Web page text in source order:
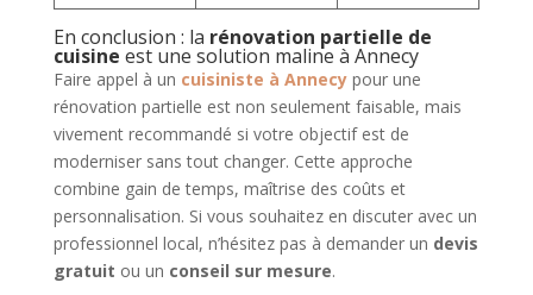
En conclusion : la rénovation partielle de
cuisine est une solution maline à Annecy
Faire appel à un cuisiniste à Annecypour une
rénovation partielle est non seulement faisable, mais
vivement recommandé si votre objectif est de
moderniser sans tout changer. Cette approche
combine gain de temps, maîtrise des coûts et
personnalisation. Si vous souhaitez en discuter avec un
professionnel local, n’hésitez pas à demander un devis
gratuit ou un conseil sur mesure.